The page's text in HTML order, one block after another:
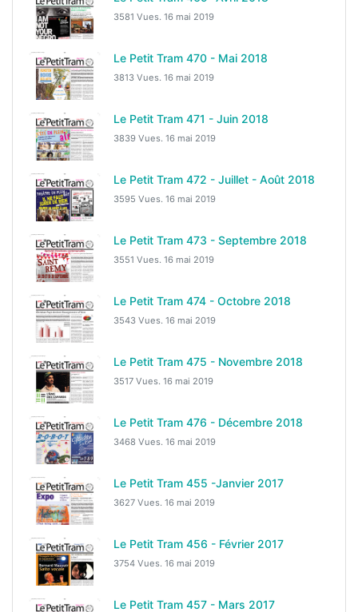
3581 Vues. 16 mai 2019
Le Petit Tram 470 - Mai 2018
3813 Vues. 16 mai 2019
Le Petit Tram 471 - Juin 2018
3839 Vues. 16 mai 2019
Le Petit Tram 472 - Juillet - Août 2018
3595 Vues. 16 mai 2019
Le Petit Tram 473 - Septembre 2018
3551 Vues. 16 mai 2019
Le Petit Tram 474 - Octobre 2018
3543 Vues. 16 mai 2019
Le Petit Tram 475 - Novembre 2018
3517 Vues. 16 mai 2019
Le Petit Tram 476 - Décembre 2018
3468 Vues. 16 mai 2019
Le Petit Tram 455 -Janvier 2017
3627 Vues. 16 mai 2019
Le Petit Tram 456 - Février 2017
3754 Vues. 16 mai 2019
Le Petit Tram 457 - Mars 2017